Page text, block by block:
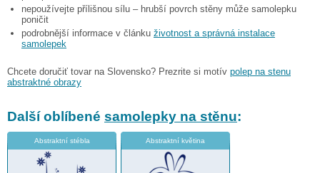
nepoužívejte přílišnou sílu – hrubší povrch stěny může samolepku
poničit
podrobnější informace v článku životnost a správná instalace
samolepek
Chcete doručiť tovar na Slovensko? Prezrite si motív polep na stenu
abstraktné obrazy
Další oblíbené samolepky na stěnu:
Abstraktní stébla Abstraktní květina